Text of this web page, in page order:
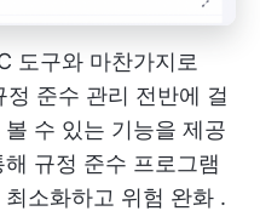
도구와 마찬가지로
준수 관리 전반에 걸
수 있는 기능을 제공
규정 준수 프로그램
소화하고 위험 완화 .